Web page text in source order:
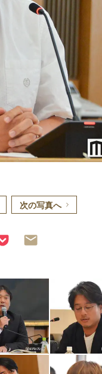
次の写真へ